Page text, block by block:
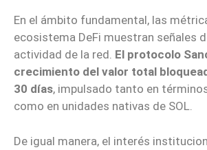
En el ámbito fundamental, las
ecosistema DeFi muestran señales
actividad de la red. El protocolo
crecimiento del valor total
30 días, impulsado tanto en
como en unidades nativas de SOL.
De igual manera, el interés